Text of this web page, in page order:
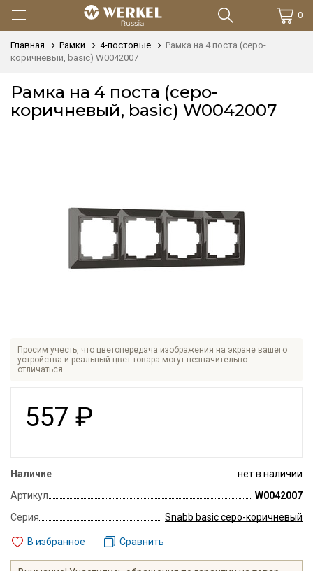
0
Главная Рамки 4-постовые
Рамка на 4 поста (серо-
коричневый, basic) W0042007
Рамка на 4 поста (серо-
коричневый, basic) W0042007
Просим учесть, что цветопередача изображения на экране вашего
устройства и реальный цвет товара могут незначительно
отличаться.
557 ₽
Наличие
нет в наличии
Артикул
W0042007
Серия
Snabb basic серо-коричневый
В избранное Сравнить